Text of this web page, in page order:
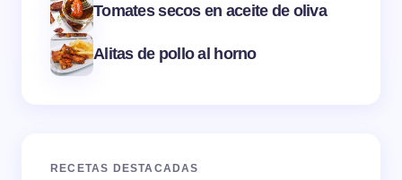
Tomates secos en aceite de oliva
Alitas de pollo al horno
RECETAS DESTACADAS